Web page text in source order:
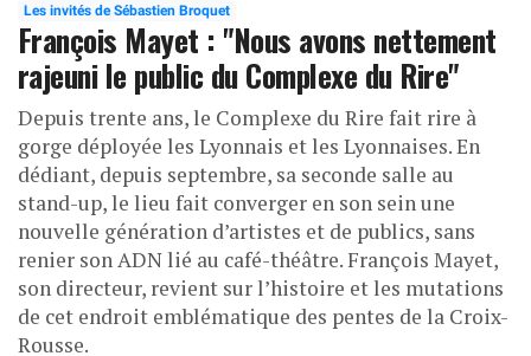
Les invités de Sébastien Broquet
François Mayet : "Nous avons nettement
rajeuni le public du Complexe du Rire"
Depuis trente ans, le Complexe du Rire fait rire à
gorge déployée les Lyonnais et les Lyonnaises. En
dédiant, depuis septembre, sa seconde salle au
stand-up, le lieu fait converger en son sein une
nouvelle génération d’artistes et de publics, sans
renier son ADN lié au café-théâtre. François Mayet,
son directeur, revient sur l’histoire et les mutations
de cet endroit emblématique des pentes de la Croix-
Rousse.